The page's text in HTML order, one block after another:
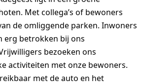
Met collega’s of bewoners
de omliggende parken. Inwoners
erg betrokken bij ons
bezoeken ons
activiteiten met onze bewoners.
met de auto en het